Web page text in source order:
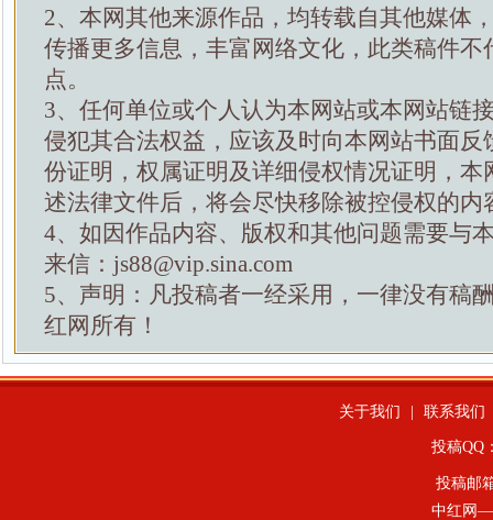
2、本网其他来源作品，均转载自其他媒体
传播更多信息，丰富网络文化，此类稿件不
点。
3、任何单位或个人认为本网站或本网站链
侵犯其合法权益，应该及时向本网站书面反
份证明，权属证明及详细侵权情况证明，本
述法律文件后，将会尽快移除被控侵权的内
4、如因作品内容、版权和其他问题需要与
来信：js88@vip.sina.com
5、声明：凡投稿者一经采用，一律没有稿
红网所有！
关于我们 联系我们
投稿QQ
投稿邮
中红网—